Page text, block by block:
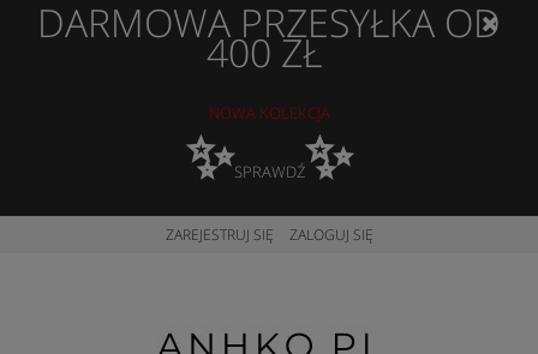
DARMOWA PRZESYŁKA OD
400 ZŁ
NOWA KOLEKCJA
✨SPRAWDŹ✨
ZAREJESTRUJ SIĘ ZALOGUJ SIĘ